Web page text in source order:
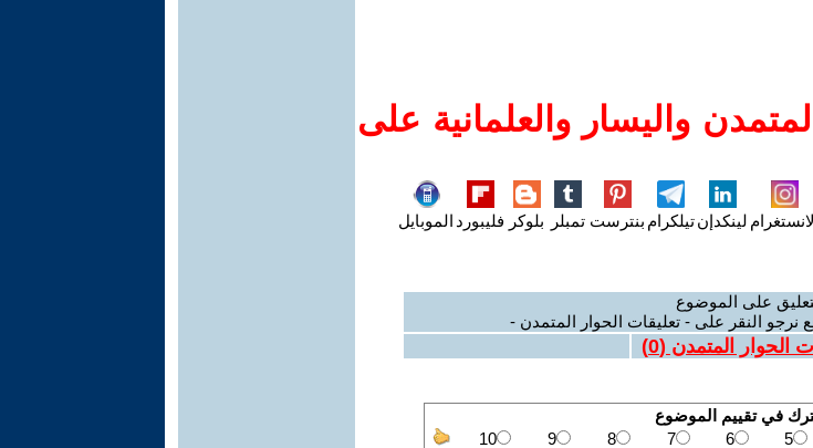
واليسار والعلمانية على
لينكدإنتيلكرام بنترست تمبلر بلوكر فليبورد الموبايل
على الموضوع
نرجو النقر على - تعليقات الحوار المتمدن -
الحوار المتمدن (0
)